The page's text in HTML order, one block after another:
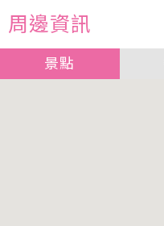
周邊資訊
景點